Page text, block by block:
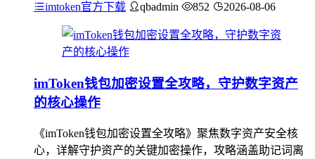
imtoken官方下载 qbadmin 852 2026-08-06
imToken钱包加密设置全攻略，守护数字资产
的核心操作
《imToken钱包加密设置全攻略》聚焦数字资产安全核
心，详解守护资产的关键加密操作，攻略涵盖助记词离